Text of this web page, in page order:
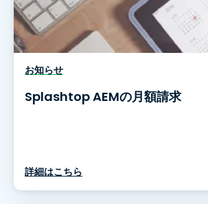
お知らせ
Splashtop AEMの月額請求
詳細はこちら